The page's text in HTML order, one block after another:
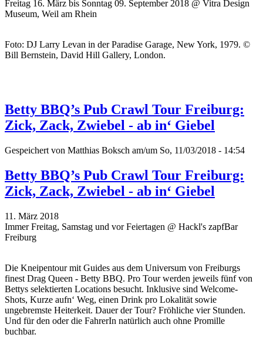
Freitag 16. März bis Sonntag 09. September 2018 @ Vitra Design
Museum, Weil am Rhein
Foto: DJ Larry Levan in der Paradise Garage, New York, 1979. ©
Bill Bernstein, David Hill Gallery, London.
Betty BBQ’s Pub Crawl Tour Freiburg:
Zick, Zack, Zwiebel - ab in‘ Giebel
Gespeichert von Matthias Boksch am/um So, 11/03/2018 - 14:54
Betty BBQ’s Pub Crawl Tour Freiburg:
Zick, Zack, Zwiebel - ab in‘ Giebel
11. März 2018
Immer Freitag, Samstag und vor Feiertagen @ Hackl's zapfBar
Freiburg
Die Kneipentour mit Guides aus dem Universum von Freiburgs
finest Drag Queen - Betty BBQ. Pro Tour werden jeweils fünf von
Bettys selektierten Locations besucht. Inklusive sind Welcome-
Shots, Kurze aufn‘ Weg, einen Drink pro Lokalität sowie
ungebremste Heiterkeit. Dauer der Tour? Fröhliche vier Stunden.
Und für den oder die FahrerIn natürlich auch ohne Promille
buchbar.